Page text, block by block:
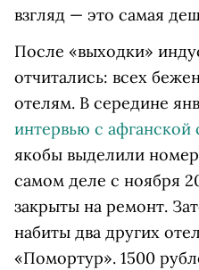
взгляд — это самая
После «выходки»
отчитались: всех
отелям. В середине
интервью с афганской
якобы выделили
самом деле с ноября
закрыты на ремонт.
набиты два других
«Помортур». 1500